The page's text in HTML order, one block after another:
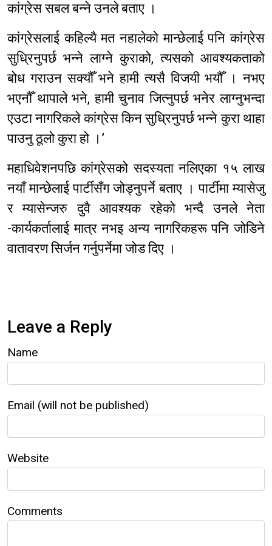
कांग्रेस सबल बन्ने उनले बताए ।
कांग्रेसलाई कहिल्यै मत नहालेको मान्छेलाई पनि कांग्रेस
सुध्रिनुपर्छ भन्ने लाग्ने कुराको, त्यसको आवश्यकताको
बोध गराउन सक्यौँ भने हामी त्यसै विजयी भयौँ । नभए
भएनौँ थापाले भने, हामी चुनाव जित्नुपर्छ भनेर लाग्नुभन्दा
एउटा नागरिकले कांग्रेस किन सुध्रिनुपर्छ भन्ने कुरा थाहा
पाउनु ठूलो कुरा हो ।’
महाधिवेशनपछि कांग्रेसको सदस्यता नलिएका १५ लाख
नयाँ मान्छेलाई पार्टीसँग जोड्नुपर्ने बताए । पार्टीमा म्यासेजु
र म्यासेन्जरु दुवै आवश्यक रहेको भन्दै उनले नेता
-कार्यकर्तालाई मात्र नभइ अन्य नागरिकहरू पनि जोडिने
वातावरण सिर्जन गर्नुपर्नेमा जोड दिए ।
Leave a Reply
Name
Email (will not be published)
Website
Comments